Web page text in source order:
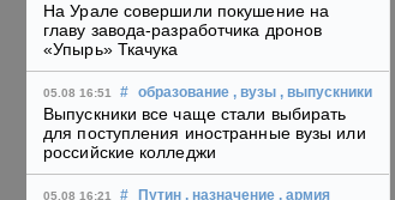
На Урале совершили покушение на
главу завода-разработчика дронов
«Упырь» Ткачука
05.08 16:51 # образование , вузы , выпускники
Выпускники все чаще стали выбирать
для поступления иностранные вузы или
российские колледжи
05.08 16:21 # Путин , назначение , армия